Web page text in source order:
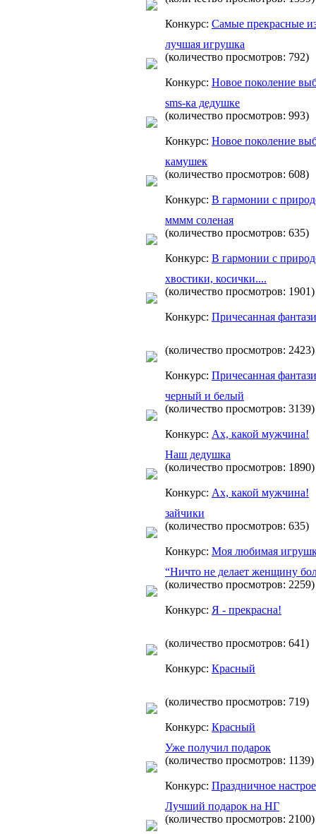
Конкурс: Самые прекрасные
лучшая игрушка
(количество просмотров: 792)
Конкурс: Новое поколение
sms-ка дедушке
(количество просмотров: 993)
Конкурс: Новое поколение
камушек
(количество просмотров: 608)
Конкурс: В гармонии с
мммм соленая
(количество просмотров: 635)
Конкурс: В гармонии с
хвостики, косички....
(количество просмотров: 1901)
Конкурс: Причесанная
(количество просмотров: 2423)
Конкурс: Причесанная
черный и белый
(количество просмотров: 3139)
Конкурс: Ах, какой мужчина!
Наш дедушка
(количество просмотров: 1890)
Конкурс: Ах, какой мужчина!
зайчики
(количество просмотров: 635)
Конкурс: Моя любимая
“Ничто не делает женщину
(количество просмотров: 2259)
Конкурс: Я - прекрасна!
(количество просмотров: 641)
Конкурс: Красный
(количество просмотров: 719)
Конкурс: Красный
Уже получил подарок
(количество просмотров: 1139)
Конкурс: Праздничное
Лучший подарок на НГ
(количество просмотров: 2100)